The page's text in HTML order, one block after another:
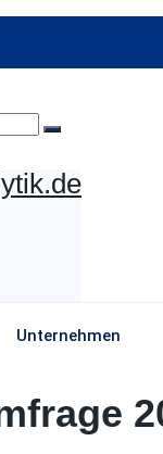
Unternehmen